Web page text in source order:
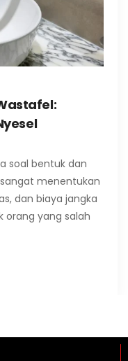
soal bentuk dan
menentukan
dan biaya jangka
orang yang salah